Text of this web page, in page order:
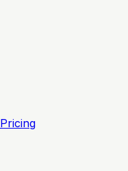
Pricing